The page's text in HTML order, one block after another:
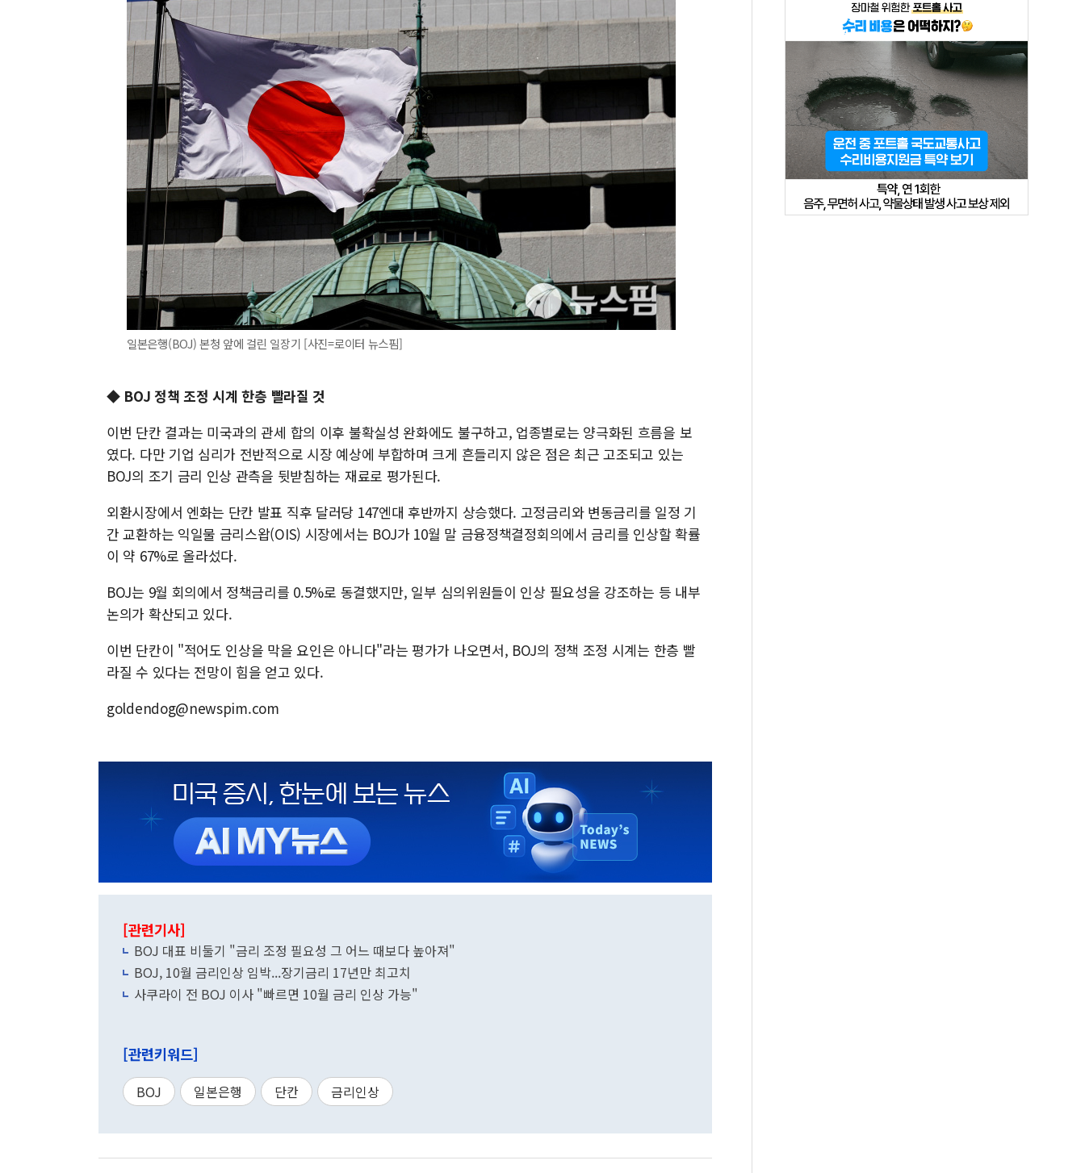
일본은행(BOJ) 본청 앞에 걸린 일장기 [사진=로이터 뉴스핌]
◆ BOJ 정책 조정 시계 한층 빨라질 것
이번 단칸 결과는 미국과의 관세 합의 이후 불확실성 완화에도 불구하고, 업종별로는 양극화된 흐름을 보
였다. 다만 기업 심리가 전반적으로 시장 예상에 부합하며 크게 흔들리지 않은 점은 최근 고조되고 있는
BOJ의 조기 금리 인상 관측을 뒷받침하는 재료로 평가된다.
외환시장에서 엔화는 단칸 발표 직후 달러당 147엔대 후반까지 상승했다. 고정금리와 변동금리를 일정 기
간 교환하는 익일물 금리스왑(OIS) 시장에서는 BOJ가 10월 말 금융정책결정회의에서 금리를 인상할 확률
이 약 67%로 올라섰다.
BOJ는 9월 회의에서 정책금리를 0.5%로 동결했지만, 일부 심의위원들이 인상 필요성을 강조하는 등 내부
논의가 확산되고 있다.
이번 단칸이 "적어도 인상을 막을 요인은 아니다"라는 평가가 나오면서, BOJ의 정책 조정 시계는 한층 빨
라질 수 있다는 전망이 힘을 얻고 있다.
goldendog@newspim.com
[관련기사]
BOJ 대표 비둘기 "금리 조정 필요성 그 어느 때보다 높아져"
BOJ, 10월 금리인상 임박...장기금리 17년만 최고치
사쿠라이 전 BOJ 이사 "빠르면 10월 금리 인상 가능"
[관련키워드]
BOJ 일본은행 단칸 금리인상